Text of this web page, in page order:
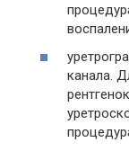
канала.